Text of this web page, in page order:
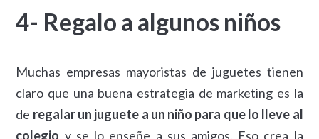
4- Regalo a algunos niños
Muchas empresas mayoristas de juguetes tienen
claro que una buena estrategia de marketing es la
de regalar un juguete a un niño para que lo lleve al
colegio y se lo enseñe a sus amigos. Eso crea la